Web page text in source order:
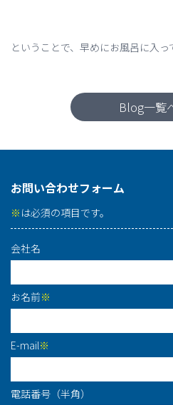
ということで、早めにお風呂に入っ
Blog一覧
お問い合わせフォーム
※ は必須の項目です。
会社名
お名前※
E-mail※
電話番号（半角）